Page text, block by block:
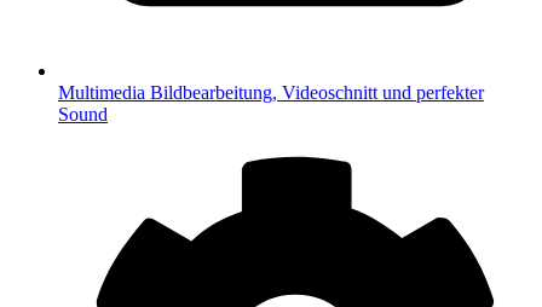
Multimedia Bildbearbeitung, Videoschnitt und perfekter
Sound